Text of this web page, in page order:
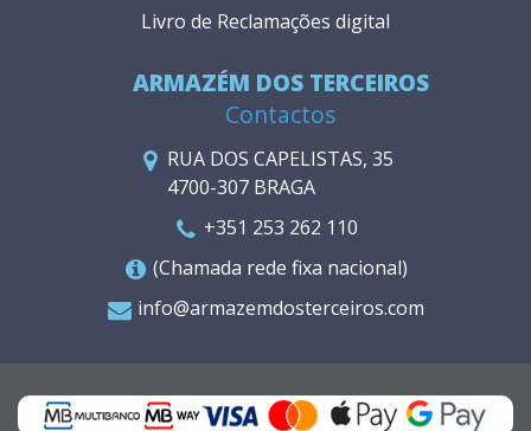
ARMAZÉM DOS TERCEIROS
Contactos
RUA DOS CAPELISTAS, 35
4700-307 BRAGA
+351 253 262 110
(Chamada rede fixa nacional)
info@armazemdosterceiros.com
Livro de Reclamações digital